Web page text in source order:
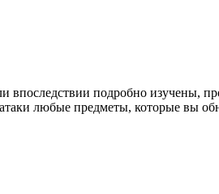
впоследствии подробно изучены,
любые предметы, которые вы